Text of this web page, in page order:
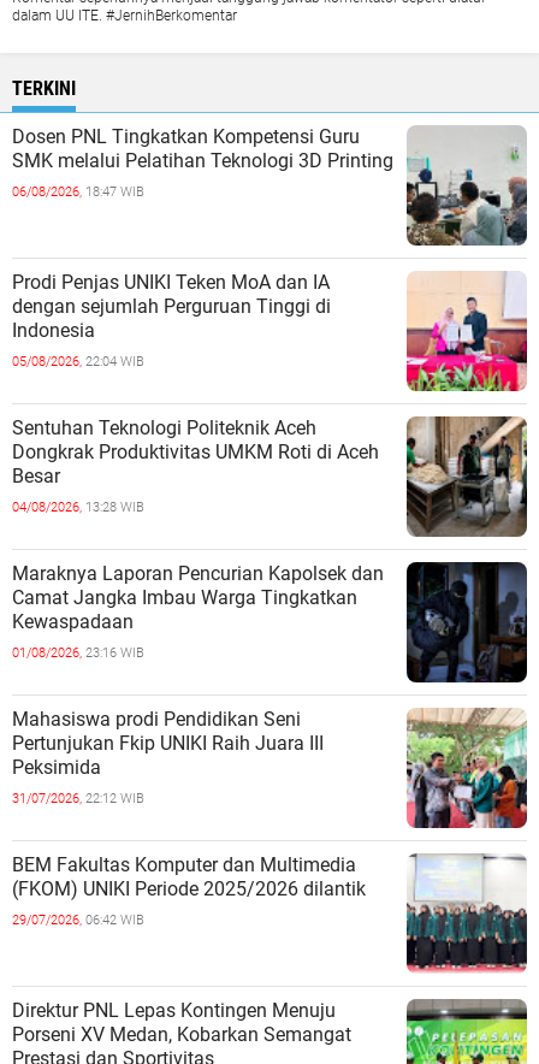
dalam UU ITE. #JernihBerkomentar
TERKINI
Dosen PNL Tingkatkan Kompetensi Guru
SMK melalui Pelatihan Teknologi 3D Printing
06/08/2026, 18:47 WIB
Prodi Penjas UNIKI Teken MoA dan IA
dengan sejumlah Perguruan Tinggi di
Indonesia
05/08/2026, 22:04 WIB
Sentuhan Teknologi Politeknik Aceh
Dongkrak Produktivitas UMKM Roti di Aceh
Besar
04/08/2026, 13:28 WIB
Maraknya Laporan Pencurian Kapolsek dan
Camat Jangka Imbau Warga Tingkatkan
Kewaspadaan
01/08/2026, 23:16 WIB
Mahasiswa prodi Pendidikan Seni
Pertunjukan Fkip UNIKI Raih Juara III
Peksimida
31/07/2026, 22:12 WIB
BEM Fakultas Komputer dan Multimedia
(FKOM) UNIKI Periode 2025/2026 dilantik
29/07/2026, 06:42 WIB
Direktur PNL Lepas Kontingen Menuju
Porseni XV Medan, Kobarkan Semangat
Prestasi dan Sportivitas